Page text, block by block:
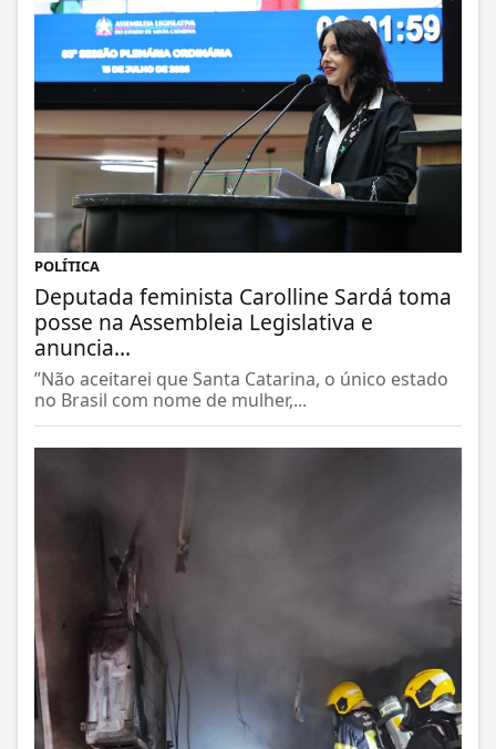
POLÍTICA
Deputada feminista Carolline Sardá toma
posse na Assembleia Legislativa e
anuncia...
”Não aceitarei que Santa Catarina, o único estado
no Brasil com nome de mulher,...